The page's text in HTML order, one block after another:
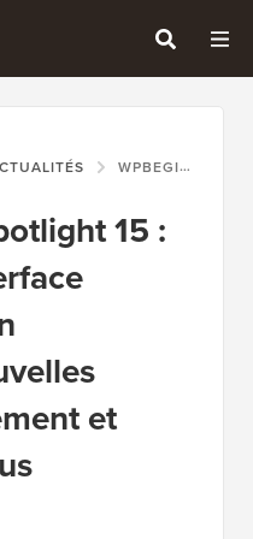
WPBEGINNER SPOTLIGHT 15 : APERÇU DE L'INTERFACE D'ADMINISTRATION WORDPRESS, NOUVELLES OPTIONS DE PAIEMENT ET OUTILS DE SITE PLUS INTELLIGENTS
15 :
et